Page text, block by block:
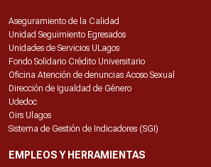
Aseguramiento de la Calidad
Unidad Seguimiento Egresados
Unidades de Servicios ULagos
Fondo Solidario Crédito Universitario
Oficina Atención de denuncias Acoso Sexual
Dirección de Igualdad de Género
Udedoc
Oirs Ulagos
Sistema de Gestión de Indicadores (SGI)
EMPLEOS Y HERRAMIENTAS